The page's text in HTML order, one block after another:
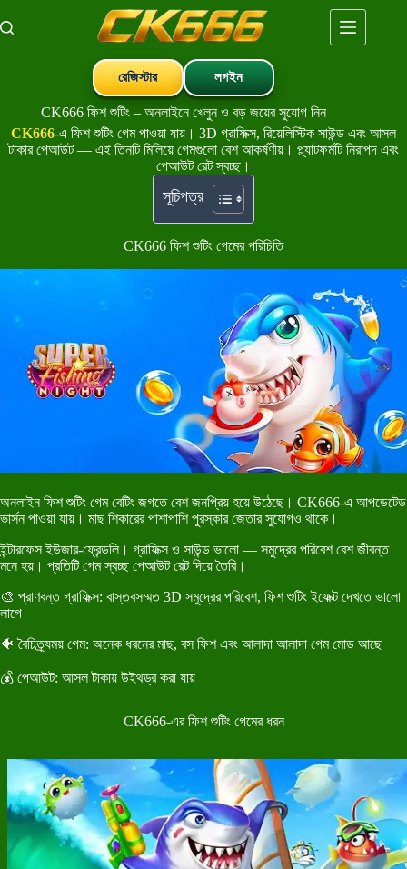
to
content
রেজিস্টার লগইন
CK666 ফিশ শুটিং – অনলাইনে খেলুন ও বড় জয়ের সুযোগ নিন
CK666-এ ফিশ শুটিং গেম পাওয়া যায়। 3D গ্রাফিক্স, রিয়েলিস্টিক সাউন্ড এবং আসল
টাকার পেআউট — এই তিনটি মিলিয়ে গেমগুলো বেশ আকর্ষণীয়। প্ল্যাটফর্মটি নিরাপদ এবং
পেআউট রেট স্বচ্ছ।
সূচিপত্র
CK666 ফিশ শুটিং গেমের পরিচিতি
অনলাইন ফিশ শুটিং গেম বেটিং জগতে বেশ জনপ্রিয় হয়ে উঠেছে। CK666-এ আপডেটেড
ভার্সন পাওয়া যায়। মাছ শিকারের পাশাপাশি পুরস্কার জেতার সুযোগও থাকে।
ইন্টারফেস ইউজার-ফ্রেন্ডলি। গ্রাফিক্স ও সাউন্ড ভালো — সমুদ্রের পরিবেশ বেশ জীবন্ত
মনে হয়। প্রতিটি গেম স্বচ্ছ পেআউট রেট দিয়ে তৈরি।
🎨 প্রাণবন্ত গ্রাফিক্স: বাস্তবসম্মত 3D সমুদ্রের পরিবেশ, ফিশ শুটিং ইফেক্ট দেখতে ভালো
লাগে
🐠 বৈচিত্র্যময় গেম: অনেক ধরনের মাছ, বস ফিশ এবং আলাদা আলাদা গেম মোড আছে
💰 পেআউট: আসল টাকায় উইথড্র করা যায়
CK666-এর ফিশ শুটিং গেমের ধরন